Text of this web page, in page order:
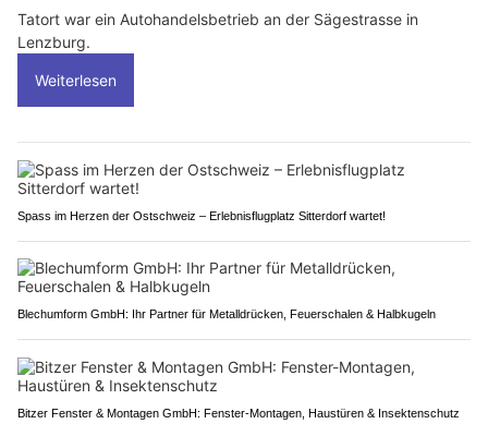
Tatort war ein Autohandelsbetrieb an der Sägestrasse in
Lenzburg.
Weiterlesen
Spass im Herzen der Ostschweiz – Erlebnisflugplatz Sitterdorf wartet!
Blechumform GmbH: Ihr Partner für Metalldrücken, Feuerschalen & Halbkugeln
Bitzer Fenster & Montagen GmbH: Fenster-Montagen, Haustüren & Insektenschutz